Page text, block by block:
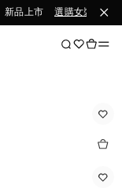
新品上市 選購女裝 選購